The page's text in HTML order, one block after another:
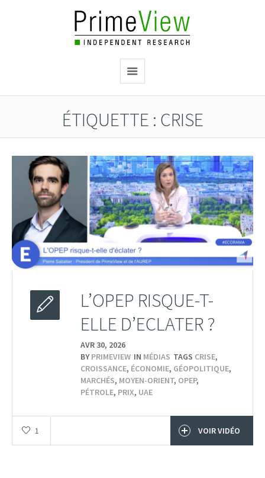
ÉTIQUETTE : CRISE
L’OPEP RISQUE-T-
ELLE D’ECLATER ?
AVR 30, 2026
BYPRIMEVIEW IN MÉDIAS TAGS CRISE,
CROISSANCE, ÉCONOMIE, GÉOPOLITIQUE,
MARCHÉS, MOYEN-ORIENT, OPEP,
PÉTROLE, PRIX, UAE
1 VOIR VIDÉO